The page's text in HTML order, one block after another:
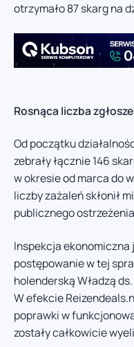
otrzymało 87 skarg na
Rosnąca liczba
Od początku
zebrały łącznie 146
w okresie od marca do
liczby zażaleń skłonił
publicznego
Inspekcja ekonomiczna
postępowanie w tej
holenderską Władzą
W efekcie
poprawki w
zostały całkowicie